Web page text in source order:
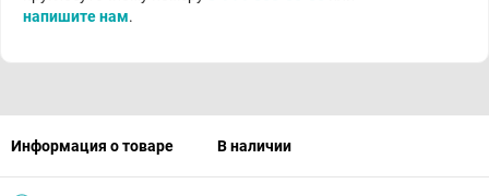
напишите нам.
Информация о товаре В наличии